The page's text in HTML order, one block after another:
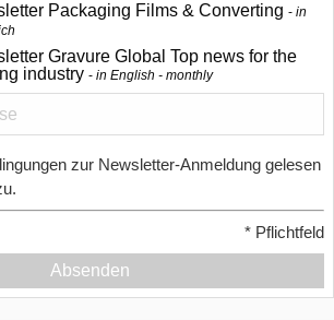
Packaging Films & Converting
in
Gravure Global Top news for the
industry
in English - monthly
zur Newsletter-Anmeldung gelesen
* Pflichtfeld
Absenden